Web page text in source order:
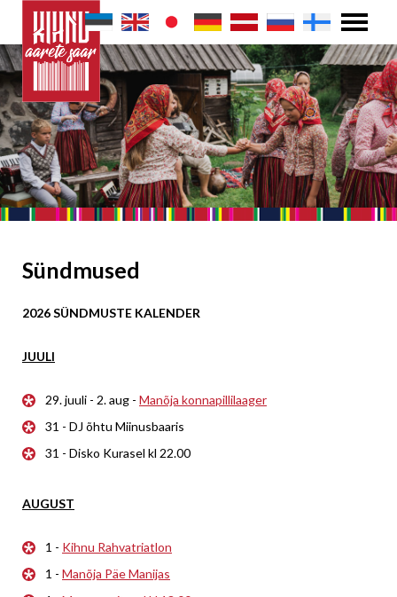
Sündmused
2026 SÜNDMUSTE KALENDER
JUULI
29. juuli - 2. aug - Manõja konnapillilaager
31 - DJ õhtu Miinusbaaris
31 - Disko Kurasel kl 22.00
AUGUST
1 - Kihnu Rahvatriatlon
1 - Manõja Päe Manijas